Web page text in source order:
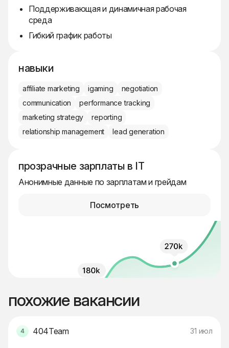
Поддерживающая и динамичная рабочая
среда
Гибкий график работы
навыки
affiliate marketing igaming
negotiation
communication
performance tracking
marketing strategy
reporting
relationship management
lead generation
прозрачные зарплаты в IT
Анонимные данные по зарплатам и грейдам
Посмотреть
похожие вакансии
404Team 31 июл